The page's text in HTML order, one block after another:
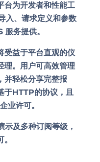
台为开发者和性能工
、请求定义和参数
务提供。
受益于平台直观的仪
理。用户可高效管理
并轻松分享完整报
于HTTP的协议，且
业许可。
及多种订阅等级，